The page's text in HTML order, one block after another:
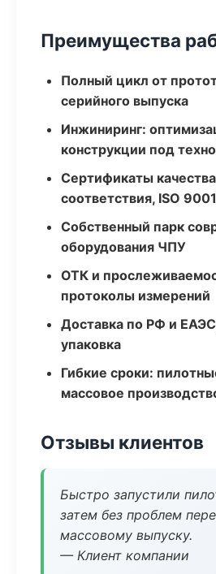
Преимущества
Полный цикл от
серийного выпуска
Инжиниринг:
конструкции под
Сертификаты
соответствия, ISO 9001
Собственный парк
оборудования ЧПУ
ОТК и
протоколы измерений
Доставка по РФ и
упаковка
Гибкие сроки:
массовое
Отзывы клиентов
Быстро запустили
затем без проблем
массовому выпуску.
— Клиент компании